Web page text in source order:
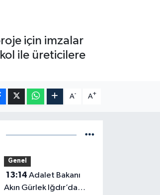
için imzalar
ile üreticilere
A- A+
Genel
13:14
Akın Gürlek Iğdır’da